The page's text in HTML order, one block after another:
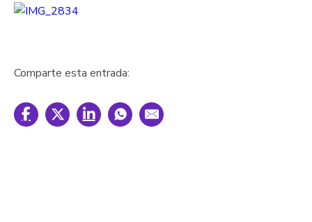
Comparte esta entrada: